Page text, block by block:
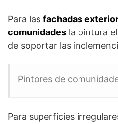
Para las fachadas
comunidades la pintura
de soportar las
Pintores de
Para superficies